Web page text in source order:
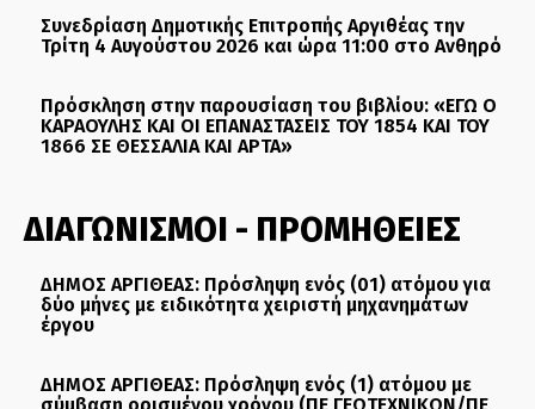
Συνεδρίαση Δημοτικής Επιτροπής Αργιθέας την
Τρίτη 4 Αυγούστου 2026 και ώρα 11:00 στο Ανθηρό
Πρόσκληση στην παρουσίαση του βιβλίου: «ΕΓΩ Ο
ΚΑΡΑΟΥΛΗΣ ΚΑΙ ΟΙ ΕΠΑΝΑΣΤΑΣΕΙΣ ΤΟΥ 1854 ΚΑΙ ΤΟΥ
1866 ΣΕ ΘΕΣΣΑΛΙΑ ΚΑΙ ΑΡΤΑ»
ΔΙΑΓΩΝΙΣΜΟΙ - ΠΡΟΜΗΘΕΙΕΣ
ΔΗΜΟΣ ΑΡΓΙΘΕΑΣ: Πρόσληψη ενός (01) ατόμου για
δύο μήνες με ειδικότητα χειριστή μηχανημάτων
έργου
ΔΗΜΟΣ ΑΡΓΙΘΕΑΣ: Πρόσληψη ενός (1) ατόμου με
σύμβαση ορισμένου χρόνου (ΠΕ ΓΕΩΤΕΧΝΙΚΩΝ/ΠΕ